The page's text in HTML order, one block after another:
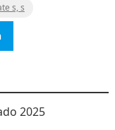
s, s
2025